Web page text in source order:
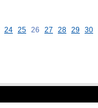
24 25 26 27 28 29 30